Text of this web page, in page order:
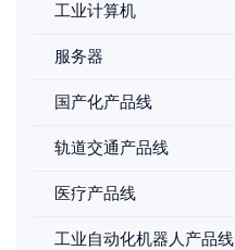
工业计算机
服务器
国产化产品线
轨道交通产品线
医疗产品线
工业自动化机器人产品线